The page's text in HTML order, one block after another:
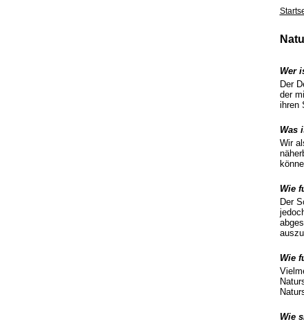
Wer
Der
der
ihren
Was
Wir
Wie
Der
Wie
Wie